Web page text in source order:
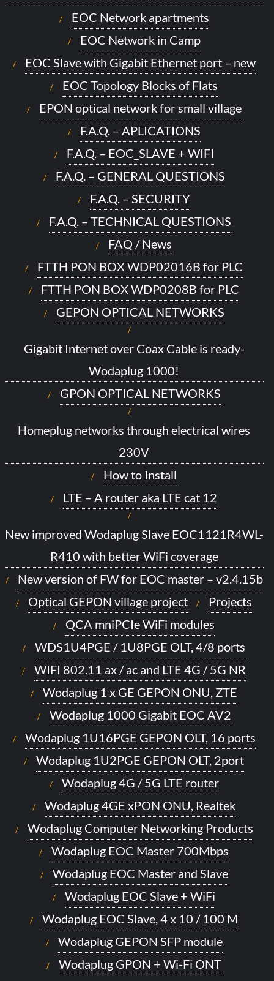
EOC Network apartments
EOC Network in Camp
EOC Slave with Gigabit Ethernet port – new
EOC Topology Blocks of Flats
EPON optical network for small village
F.A.Q. – APLICATIONS
F.A.Q. – EOC_SLAVE + WIFI
F.A.Q. – GENERAL QUESTIONS
F.A.Q. – SECURITY
F.A.Q. – TECHNICAL QUESTIONS
FAQ / News
FTTH PON BOX WDP02016B for PLC
FTTH PON BOX WDP0208B for PLC
GEPON OPTICAL NETWORKS
Gigabit Internet over Coax Cable is ready-
Wodaplug 1000!
GPON OPTICAL NETWORKS
Homeplug networks through electrical wires
230V
How to Install
LTE – A router aka LTE cat 12
New improved Wodaplug Slave EOC1121R4WL-
R410 with better WiFi coverage
New version of FW for EOC master – v2.4.15b
Optical GEPON village project
Projects
QCA mniPCIe WiFi modules
WDS1U4PGE / 1U8PGE OLT, 4/8 ports
WIFI 802.11 ax / ac and LTE 4G / 5G NR
Wodaplug 1 x GE GEPON ONU, ZTE
Wodaplug 1000 Gigabit EOC AV2
Wodaplug 1U16PGE GEPON OLT, 16 ports
Wodaplug 1U2PGE GEPON OLT, 2port
Wodaplug 4G / 5G LTE router
Wodaplug 4GE xPON ONU, Realtek
Wodaplug Computer Networking Products
Wodaplug EOC Master 700Mbps
Wodaplug EOC Master and Slave
Wodaplug EOC Slave + WiFi
Wodaplug EOC Slave, 4 x 10 / 100 M
Wodaplug GEPON SFP module
Wodaplug GPON + Wi-Fi ONT